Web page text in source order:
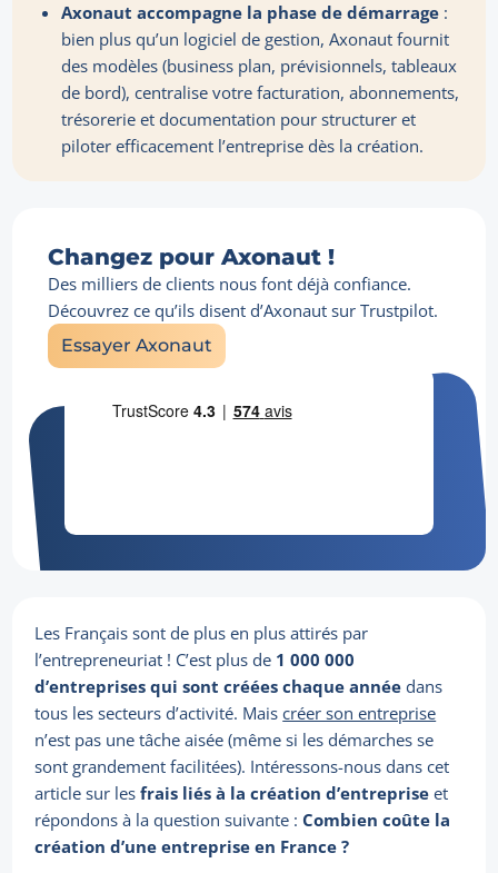
Axonaut accompagne la phase de démarrage :
bien plus qu’un logiciel de gestion, Axonaut fournit
des modèles (business plan, prévisionnels, tableaux
de bord), centralise votre facturation, abonnements,
trésorerie et documentation pour structurer et
piloter efficacement l’entreprise dès la création.
Changez pour Axonaut !
Des milliers de clients nous font déjà confiance.
Découvrez ce qu’ils disent d’Axonaut sur Trustpilot.
Essayer Axonaut
Les Français sont de plus en plus attirés par
l’entrepreneuriat ! C’est plus de 1 000 000
d’entreprises qui sont créées chaque année dans
tous les secteurs d’activité. Maiscréer son entreprise
n’est pas une tâche aisée (même si les démarches se
sont grandement facilitées). Intéressons-nous dans cet
article sur lesfrais liés à la création d’entreprise et
répondons à la question suivante :Combien coûte la
création d’une entreprise en France ?